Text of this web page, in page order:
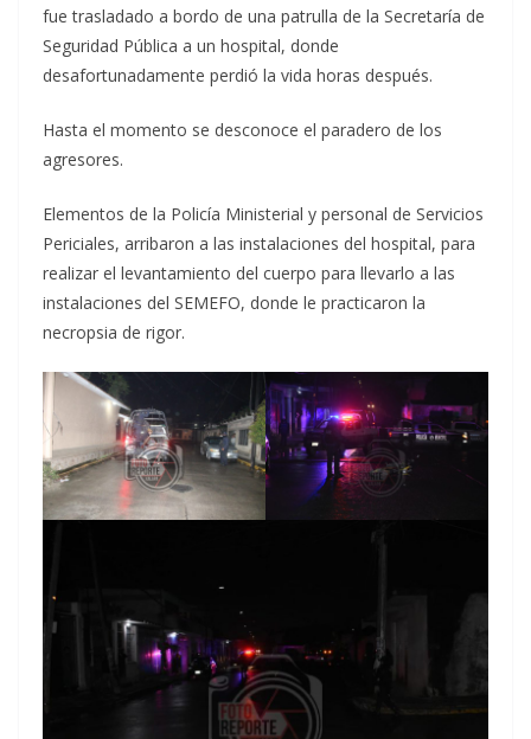
fue trasladado a bordo de una patrulla de la Secretaría de
Seguridad Pública a un hospital, donde
desafortunadamente perdió la vida horas después.
Hasta el momento se desconoce el paradero de los
agresores.
Elementos de la Policía Ministerial y personal de Servicios
Periciales, arribaron a las instalaciones del hospital, para
realizar el levantamiento del cuerpo para llevarlo a las
instalaciones del SEMEFO, donde le practicaron la
necropsia de rigor.